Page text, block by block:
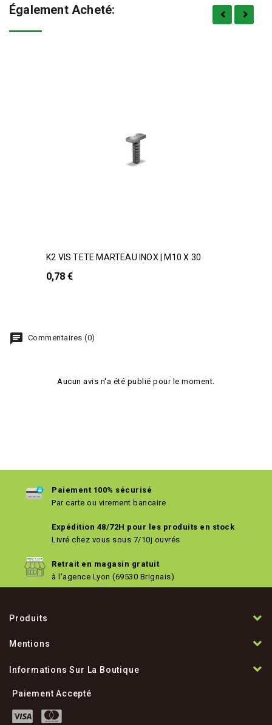
Également Acheté:
K2 VIS TETE MARTEAU INOX | M10 X 30
0,78 €
chat Commentaires (0)
Aucun avis n'a été publié pour le moment.
Paiement 100% sécurisé
Par carte ou virement bancaire
Expédition 48/72H pour les produits en stock
Livré chez vous sous 7/10j ouvrés
Retrait en magasin gratuit
à l'agence Lyon (69530 Brignais)
Produits
Mentions
Informations Sur La Boutique
Paiement Accepté